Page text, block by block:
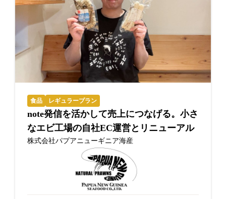
食品 レギュラープラン
note発信を活かして売上につなげる。小さ
なエビ工場の自社EC運営とリニューアル
株式会社パプアニューギニア海産